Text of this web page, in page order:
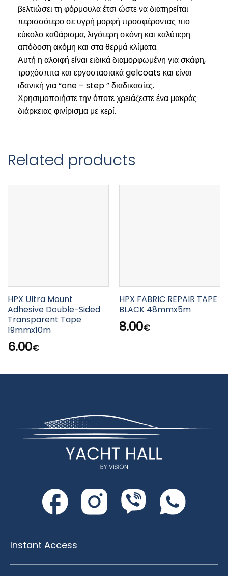
βελτιώσει τη φόρμουλα έτσι ώστε να διατηρείται
περισσότερο σε υγρή μορφή προσφέροντας πιο
εύκολο καθάρισμα, λιγότερη σκόνη και καλύτερη
απόδοση ακόμη και στα θερμά κλίματα.
Αυτή η αλοιφή είναι ειδικά διαμορφωμένη για σκάφη,
τροχόσπιτα και εργοστασιακά gelcoats και είναι
ιδανική για “one – step ” διαδικασίες.
Χρησιμοποιήστε την όποτε χρειάζεστε ένα μακράς
διάρκειας φινίρισμα με κερί.
Related products
HPX Ultra Mount
Adhesive Double-Sided
Transparent Tape
19mmx10m
6.00€
HPX FABRIC REPAIR TAPE
BLACK 48mmx5m
8.00€
Instant Access